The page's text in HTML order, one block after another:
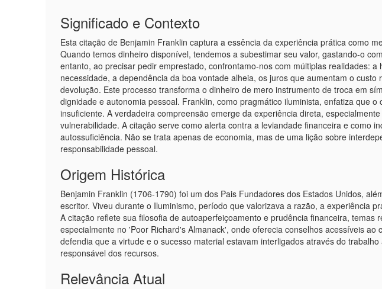
Significado e Contexto
Esta citação de Benjamin Franklin captura a essência da experiência prática como
Quando temos dinheiro disponível, tendemos a subestimar seu valor, gastando-o
entanto, ao precisar pedir emprestado, confrontamo-nos com múltiplas realidades: a
necessidade, a dependência da boa vontade alheia, os juros que aumentam o custo
devolução. Este processo transforma o dinheiro de mero instrumento de troca em
dignidade e autonomia pessoal. Franklin, como pragmático iluminista, enfatiza que o
insuficiente. A verdadeira compreensão emerge da experiência direta,
vulnerabilidade. A citação serve como alerta contra a leviandade financeira e como
autossuficiência. Não se trata apenas de economia, mas de uma lição sobre
responsabilidade pessoal.
Origem Histórica
Benjamin Franklin (1706-1790) foi um dos Pais Fundadores dos Estados Unidos,
escritor. Viveu durante o Iluminismo, período que valorizava a razão, a experiência
A citação reflete sua filosofia de autoaperfeiçoamento e prudência financeira, temas
especialmente no 'Poor Richard's Almanack', onde oferecia conselhos acessíveis ao
defendia que a virtude e o sucesso material estavam interligados através do
responsável dos recursos.
Relevância Atual